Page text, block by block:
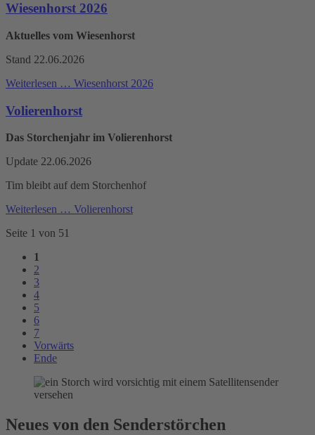
Wiesenhorst 2026
Aktuelles vom Wiesenhorst
Stand 22.06.2026
Weiterlesen … Wiesenhorst 2026
Volierenhorst
Das Storchenjahr im Volierenhorst
Update 22.06.2026
Tim bleibt auf dem Storchenhof
Weiterlesen … Volierenhorst
Seite 1 von 51
1
2
3
4
5
6
7
Vorwärts
Ende
Neues von den Senderstörchen